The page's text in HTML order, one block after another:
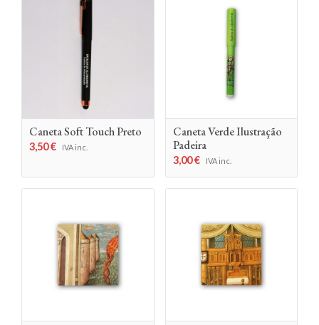
Caneta Soft Touch Preto
3,50€ IVA inc.
Caneta Verde Ilustração
Padeira
3,00€ IVA inc.